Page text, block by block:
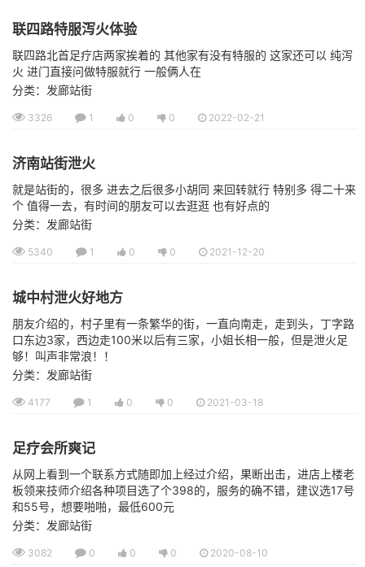
联四路特服泻火体验
联四路北首足疗店两家挨着的 其他家有没有特服的 这家还可以 纯泻
火 进门直接问做特服就行 一般俩人在
分类：发廊站街
3326 1 0 0 2022-02-21
济南站街泄火
就是站街的，很多 进去之后很多小胡同 来回转就行 特别多 得二十来
个 值得一去，有时间的朋友可以去逛逛 也有好点的
分类：发廊站街
5340 1 0 0 2021-12-20
城中村泄火好地方
朋友介绍的，村子里有一条繁华的街，一直向南走，走到头，丁字路
口东边3家，西边走100米以后有三家，小姐长相一般，但是泄火足
够！叫声非常浪！！
分类：发廊站街
4177 1 0 0 2021-03-18
足疗会所爽记
从网上看到一个联系方式随即加上经过介绍，果断出击，进店上楼老
板领来技师介绍各种项目选了个398的，服务的确不错，建议选17号
和55号，想要啪啪，最低600元
分类：发廊站街
3082 0 0 0 2020-08-10